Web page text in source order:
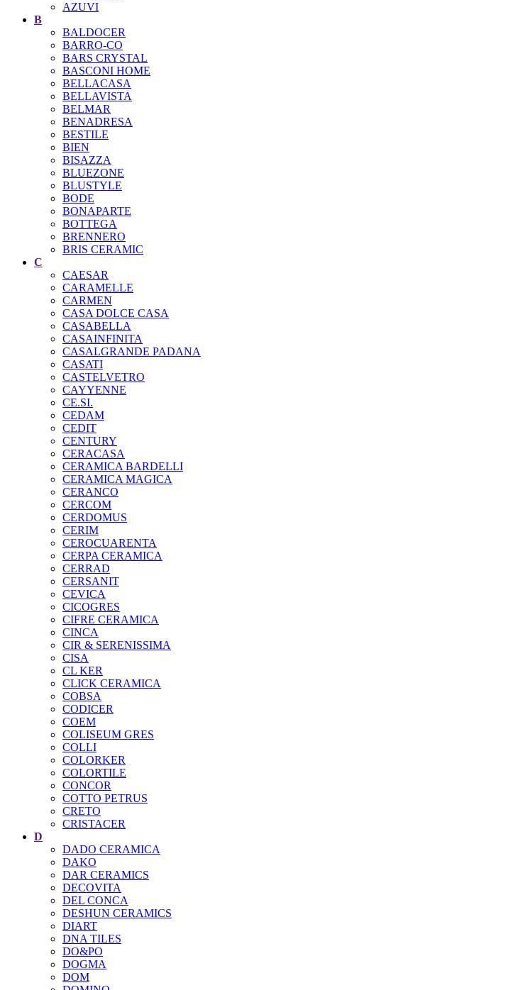
AZUVI
B
BALDOCER
BARRO-CO
BARS CRYSTAL
BASCONI HOME
BELLACASA
BELLAVISTA
BELMAR
BENADRESA
BESTILE
BIEN
BISAZZA
BLUEZONE
BLUSTYLE
BODE
BONAPARTE
BOTTEGA
BRENNERO
BRIS CERAMIC
C
CAESAR
CARAMELLE
CARMEN
CASA DOLCE CASA
CASABELLA
CASAINFINITA
CASALGRANDE PADANA
CASATI
CASTELVETRO
CAYYENNE
CE.SI.
CEDAM
CEDIT
CENTURY
CERACASA
CERAMICA BARDELLI
CERAMICA MAGICA
CERANCO
CERCOM
CERDOMUS
CERIM
CEROCUARENTA
CERPA CERAMICA
CERRAD
CERSANIT
CEVICA
CICOGRES
CIFRE CERAMICA
CINCA
CIR & SERENISSIMA
CISA
CL KER
CLICK CERAMICA
COBSA
CODICER
COEM
COLISEUM GRES
COLLI
COLORKER
COLORTILE
CONCOR
COTTO PETRUS
CRETO
CRISTACER
D
DADO CERAMICA
DAKO
DAR CERAMICS
DECOVITA
DEL CONCA
DESHUN CERAMICS
DIART
DNA TILES
DO&PO
DOGMA
DOM